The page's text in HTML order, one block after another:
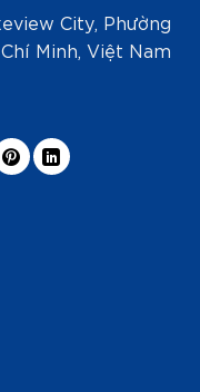
City, Phường
Minh, Việt Nam